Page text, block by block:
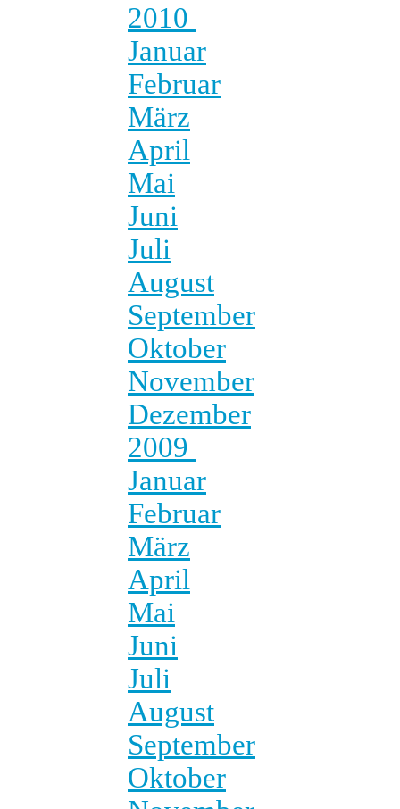
2010
Januar
Februar
März
April
Mai
Juni
Juli
August
September
Oktober
November
Dezember
2009
Januar
Februar
März
April
Mai
Juni
Juli
August
September
Oktober